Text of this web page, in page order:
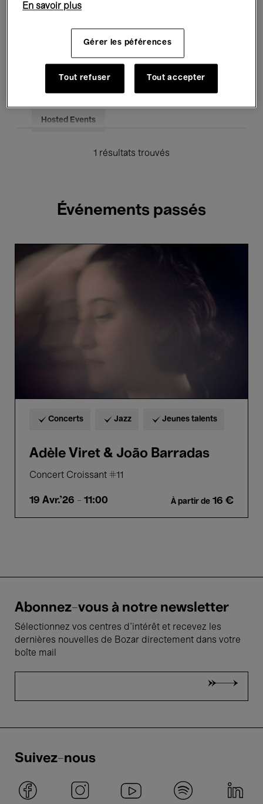
Pour tous Kids’ Palace
Enseignement Visites guidées
Hosted Events
1 résultats trouvés
Événements passés
Adèle
Viret
Concerts Jazz Jeunes talents
Adèle Viret & João Barradas
Concert Croissant #11
19 Avr.'26 - 11:00 À partir de 16 €
Abonnez-vous à notre newsletter
Sélectionnez vos centres d'intérêt et recevez les
dernières nouvelles de Bozar directement dans votre
boîte mail
Suivez-nous
En savoir plus
Gérer les péférences
Tout refuser Tout accepter